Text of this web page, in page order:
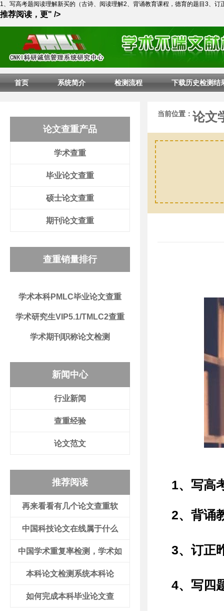
1、写高考题阅读理解新买的（古诗、阅读理解2、背诵教育课程，德育的题目3、订
推荐阅读，更" />
首页 系统简介 检测流程 下载历史检测结
论文查重产品
学术查重
毕业论文查重
硕士论文查重
期刊论文查重
查重销量排行
学术本科PMLC毕业论文查重
学术研究生VIP5.1/TMLC2查重
学术期刊职称论文检测
新闻中心
行业新闻
查重经验
论文范文
推荐阅读
再来看看有几个论文查重软
中国科技论文在线属于什么
中国学术重复率检测，学术如
本科论文检测系统本科论
如何完成本科毕业论文查
当前位置： 论文
1、写高
2、背诵
3、订正
4、写四